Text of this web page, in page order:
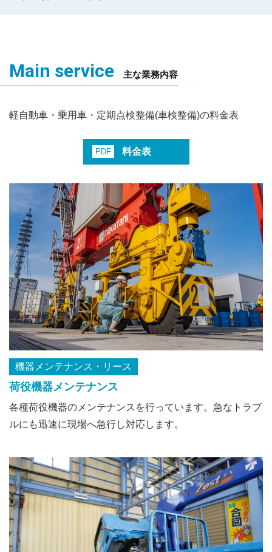
Main service 主な業務内容
軽自動車・乗用車・定期点検整備(車検整備)の料金表
PDF 料金表
機器メンテナンス・リース
荷役機器メンテナンス
各種荷役機器のメンテナンスを行っています。急なトラブ
ルにも迅速に現場へ急行し対応します。